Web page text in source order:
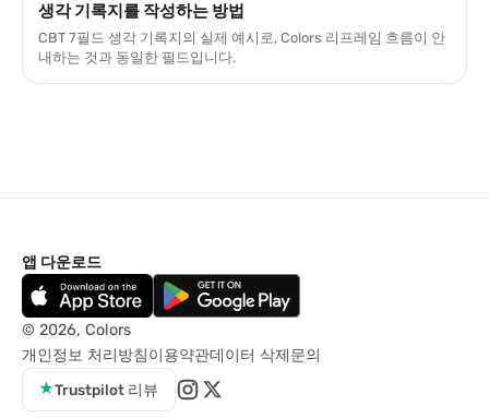
생각 기록지를 작성하는 방법
CBT 7필드 생각 기록지의 실제 예시로, Colors 리프레임 흐름이 안
내하는 것과 동일한 필드입니다.
앱 다운로드
© 2026, Colors
개인정보 처리방침이용약관데이터 삭제문의
★Trustpilot 리뷰